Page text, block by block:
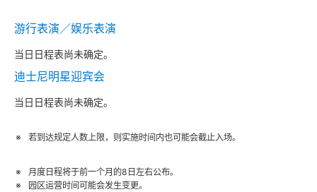
游行表演／娱乐表演
当日日程表尚未确定。
迪士尼明星迎宾会
当日日程表尚未确定。
若到达规定人数上限，则实施时间内也可能会截止入场。
月度日程将于前一个月的8日左右公布。
园区运营时间可能会发生变更。